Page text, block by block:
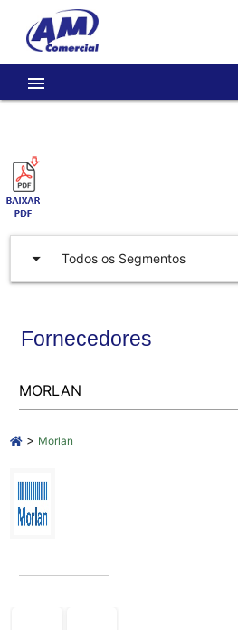
menu
arrow_drop_down Todos os Segmentos
Fornecedores
> Morlan